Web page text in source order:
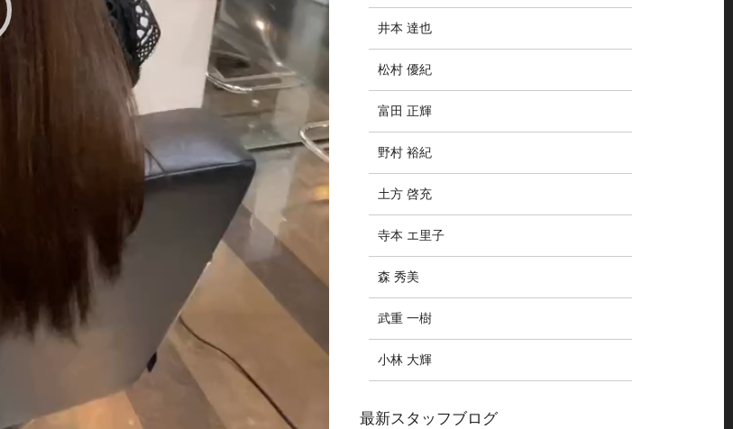
井本 達也
松村 優紀
富田 正輝
野村 裕紀
土方 啓充
寺本 エ里子
森 秀美
武重 一樹
小林 大輝
最新スタッフブログ